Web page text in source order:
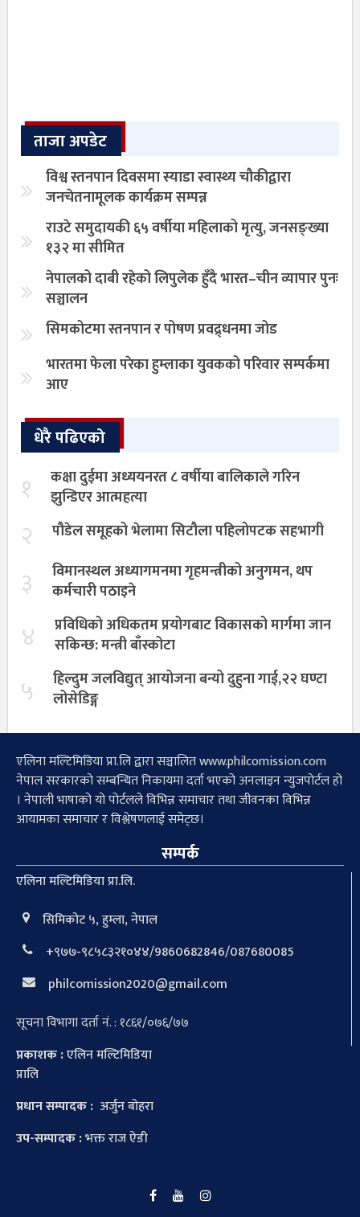
ताजा अपडेट
विश्व स्तनपान दिवसमा स्याडा स्वास्थ्य चौकीद्वारा
जनचेतनामूलक कार्यक्रम सम्पन्न
राउटे समुदायकी ६५ वर्षीया महिलाको मृत्यु, जनसङ्ख्या
१३२ मा सीमित
नेपालको दाबी रहेको लिपुलेक हुँदै भारत–चीन व्यापार पुनः
सञ्चालन
सिमकोटमा स्तनपान र पोषण प्रवद्र्धनमा जोड
भारतमा फेला परेका हुम्लाका युवकको परिवार सम्पर्कमा
आए
धेरै पढिएको
१
कक्षा दुईमा अध्ययनरत ८ वर्षीया बालिकाले गरिन
झुन्डिएर आत्महत्या
२ पौडेल समूहको भेलामा सिटौला पहिलोपटक सहभागी
३
विमानस्थल अध्यागमनमा गृहमन्त्रीको अनुगमन, थप
कर्मचारी पठाइने
४
प्रविधिको अधिकतम प्रयोगबाट विकासको मार्गमा जान
सकिन्छ: मन्त्री बाँस्कोटा
५
हिल्दुम जलविद्युत् आयोजना बन्यो दुहुना गाई,२२ घण्टा
लोसेडिङ्ग
एलिना मल्टिमिडिया प्रा.लि द्वारा सञ्चालित www.philcomission.com
नेपाल सरकारको सम्बन्धित निकायमा दर्ता भएको अनलाइन न्युजपोर्टल हो
। नेपाली भाषाको यो पोर्टलले विभिन्न समाचार तथा जीवनका विभिन्न
आयामका समाचार र विश्लेषणलाई समेट्छ।
सम्पर्क
एलिना मल्टिमिडिया प्रा.लि.
सिमिकोट ५, हुम्ला, नेपाल
+९७७-९८५८३२१०४४/9860682846/087680085
philcomission2020@gmail.com
सूचना विभागा दर्ता नं. : १८६१/०७६/७७
प्रकाशक :एलिन मल्टिमिडिया
प्रालि
प्रधान सम्पादक : अर्जुन बोहरा
उप-सम्पादक :भक्त राज ऐडी